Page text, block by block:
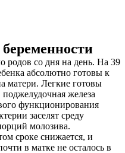
родов со дня на день. На 39
абсолютно готовы к
матери. Легкие готовы
железа
функционирования
заселят среду
молозива.
сроке снижается, и
в матке не осталось в